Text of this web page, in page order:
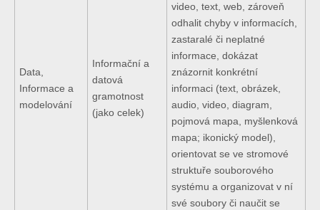
Data,
Informace a
modelování
Informační a
datová
gramotnost
(jako celek)
video, text, web, zároveň
odhalit chyby v informacích,
zastaralé či neplatné
informace, dokázat
znázornit konkrétní
informaci (text, obrázek,
audio, video, diagram,
pojmová mapa, myšlenková
mapa; ikonický model),
orientovat se ve stromové
struktuře souborového
systému a organizovat v ní
své soubory či naučit se